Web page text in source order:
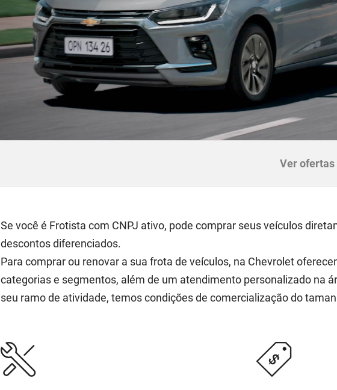
Ver
Se você é Frotista com CNPJ ativo, pode comprar seus veículos
descontos diferenciados.
Para comprar ou renovar a sua frota de veículos, na Chevrolet
categorias e segmentos, além de um atendimento personalizado na
seu ramo de atividade, temos condições de comercialização do